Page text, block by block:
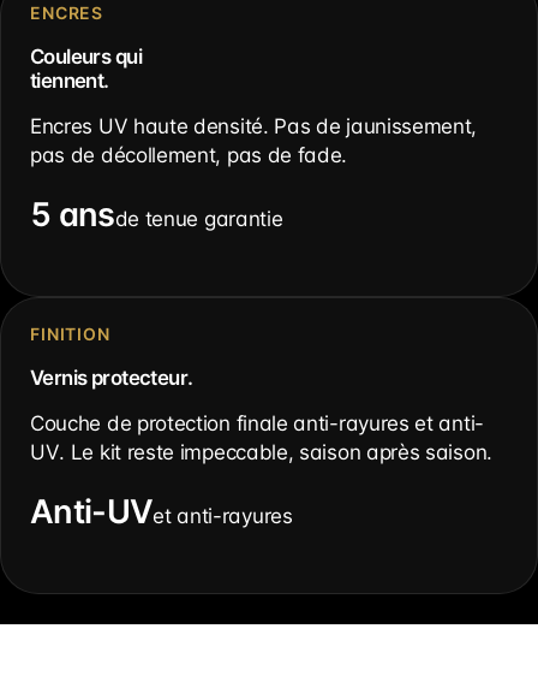
ENCRES
Couleurs qui
tiennent.
Encres UV haute densité. Pas de jaunissement,
pas de décollement, pas de fade.
5 ansde tenue garantie
FINITION
Vernis protecteur.
Couche de protection finale anti-rayures et anti-
UV. Le kit reste impeccable, saison après saison.
Anti-UVet anti-rayures